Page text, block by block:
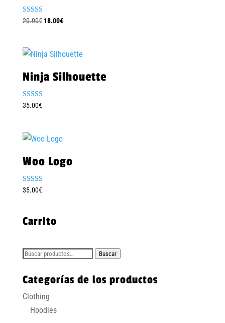
Valorado
20.00€ El
era:
18.00€El
es:
Ninja Silhouette
Valorado
35.00€
Woo Logo
Valorado
35.00€
Carrito
Buscar
Buscar
Categorías de los productos
Clothing
Hoodies